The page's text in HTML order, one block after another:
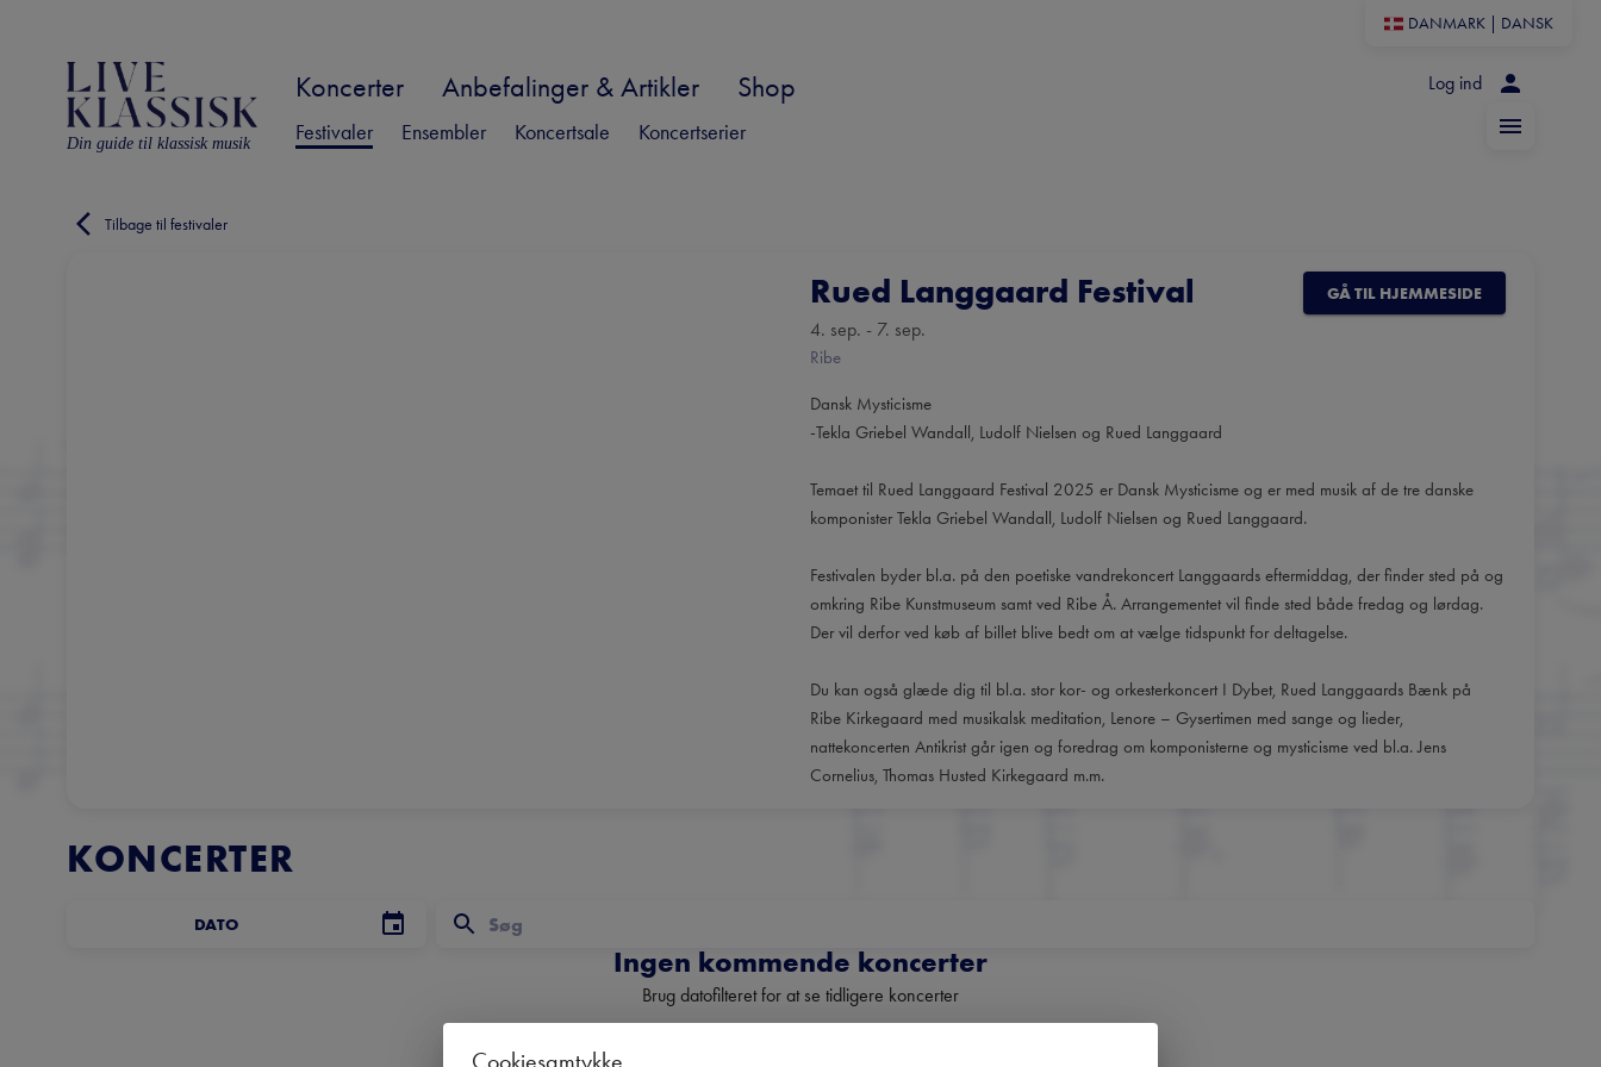
DANMARK DANSK
Din guide til klassisk musik
Koncerter Anbefalinger & Artikler Shop
Festivaler Ensembler Koncertsale Koncertserier
Log ind
Tilbage til festivaler
Rued Langgaard Festival
4. sep. - 7. sep.
Ribe
GÅ TIL HJEMMESIDE
Dansk Mysticisme
-Tekla Griebel Wandall, Ludolf Nielsen og Rued Langgaard
Temaet til Rued Langgaard Festival 2025 er Dansk Mysticisme og er med musik af de tre danske
komponister Tekla Griebel Wandall, Ludolf Nielsen og Rued Langgaard.
Festivalen byder bl.a. på den poetiske vandrekoncert Langgaards eftermiddag, der finder sted på og
omkring Ribe Kunstmuseum samt ved Ribe Å. Arrangementet vil finde sted både fredag og lørdag.
Der vil derfor ved køb af billet blive bedt om at vælge tidspunkt for deltagelse.
Du kan også glæde dig til bl.a. stor kor- og orkesterkoncert I Dybet, Rued Langgaards Bænk på
Ribe Kirkegaard med musikalsk meditation, Lenore – Gysertimen med sange og lieder,
nattekoncerten Antikrist går igen og foredrag om komponisterne og mysticisme ved bl.a. Jens
Cornelius, Thomas Husted Kirkegaard m.m.
KONCERTER
DATO
Ingen kommende koncerter
Brug datofilteret for at se tidligere koncerter
Cookiesamtykke